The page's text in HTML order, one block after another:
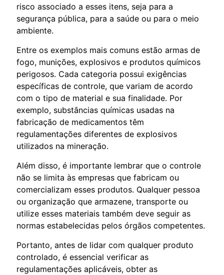
risco associado a esses itens, seja para a
segurança pública, para a saúde ou para o meio
ambiente.
Entre os exemplos mais comuns estão armas de
fogo, munições, explosivos e produtos químicos
perigosos. Cada categoria possui exigências
específicas de controle, que variam de acordo
com o tipo de material e sua finalidade. Por
exemplo, substâncias químicas usadas na
fabricação de medicamentos têm
regulamentações diferentes de explosivos
utilizados na mineração.
Além disso, é importante lembrar que o controle
não se limita às empresas que fabricam ou
comercializam esses produtos. Qualquer pessoa
ou organização que armazene, transporte ou
utilize esses materiais também deve seguir as
normas estabelecidas pelos órgãos competentes.
Portanto, antes de lidar com qualquer produto
controlado, é essencial verificar as
regulamentações aplicáveis, obter as